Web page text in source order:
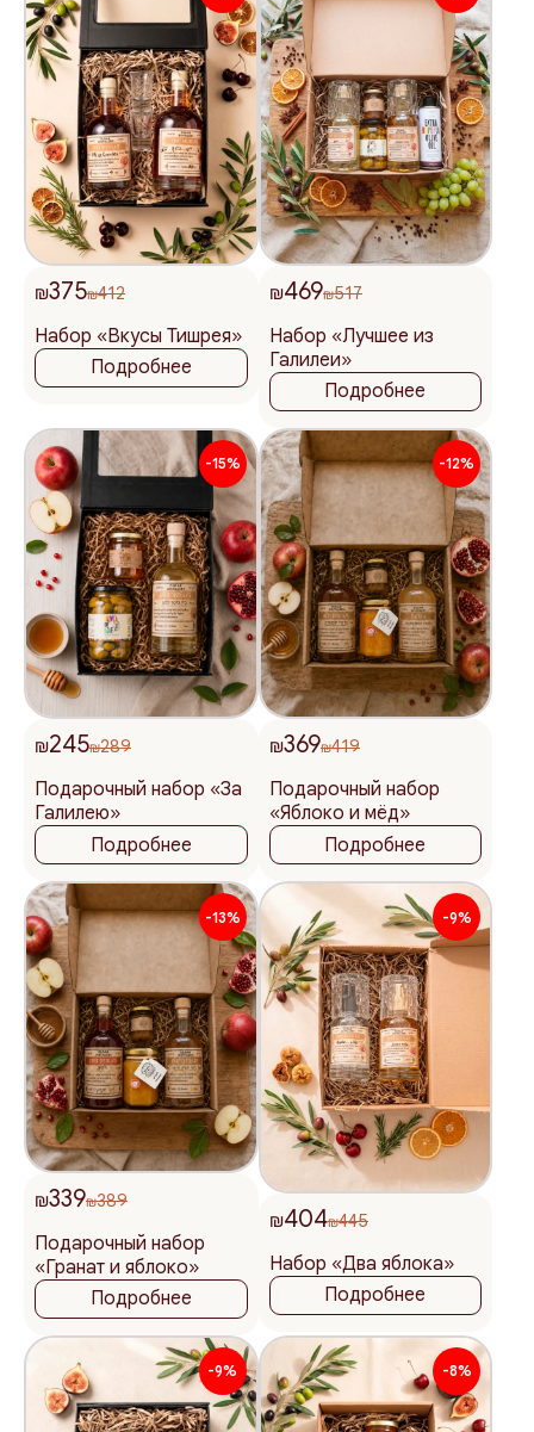
₪375₪412
Набор «Вкусы Тишрея»
Подробнее
₪469₪517
Набор «Лучшее из
Галилеи»
Подробнее
-15%
₪245₪289
Подарочный набор «За
Галилею»
Подробнее
-12%
₪369₪419
Подарочный набор
«Яблоко и мёд»
Подробнее
-13%
₪339₪389
Подарочный набор
«Гранат и яблоко»
Подробнее
-9%
₪404₪445
Набор «Два яблока»
Подробнее
-9% -8%